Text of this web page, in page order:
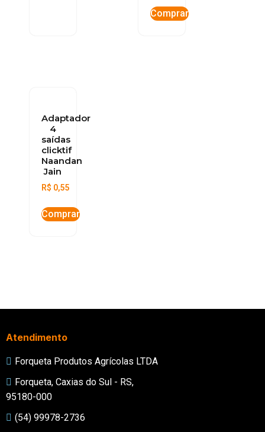
Comprar
Adaptador
4
saídas
clicktif
Naandan
Jain
R$ 0,55
Comprar
Atendimento
Forqueta Produtos Agrícolas LTDA
Forqueta, Caxias do Sul - RS,
95180-000
(54) 99978-2736